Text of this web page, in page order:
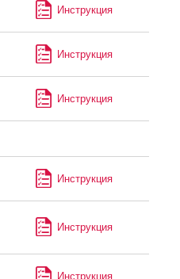
Инструкция
Инструкция
Инструкция
Инструкция
Инструкция
Инструкция